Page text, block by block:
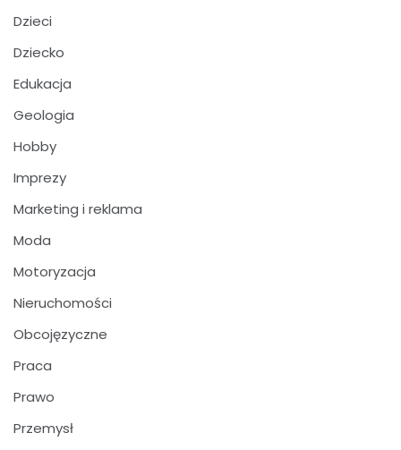
Dzieci
Dziecko
Edukacja
Geologia
Hobby
Imprezy
Marketing i reklama
Moda
Motoryzacja
Nieruchomości
Obcojęzyczne
Praca
Prawo
Przemysł